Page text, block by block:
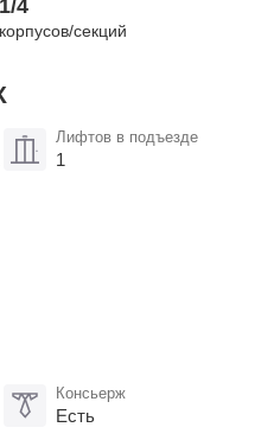
1/4
корпусов/секций
Лифтов в подъезде
1
Консьерж
Есть